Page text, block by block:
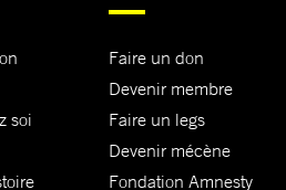
soi
Faire un don
Devenir membre
Faire un legs
Devenir mécène
Fondation Amnesty